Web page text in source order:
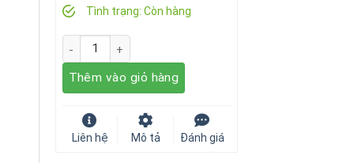
Tình trạng: Còn hàng
Số lượng
Thêm vào giỏ hàng
Liên hệ Mô tả Đánh giá